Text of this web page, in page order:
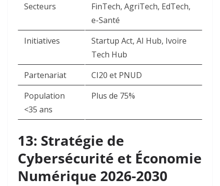
Secteurs
FinTech, AgriTech, EdTech,
e-Santé
Initiatives
Startup Act, AI Hub, Ivoire
Tech Hub
Partenariat
CI20 et PNUD
Population
<35 ans
Plus de 75%
13: Stratégie de
Cybersécurité et Économie
Numérique 2026-2030